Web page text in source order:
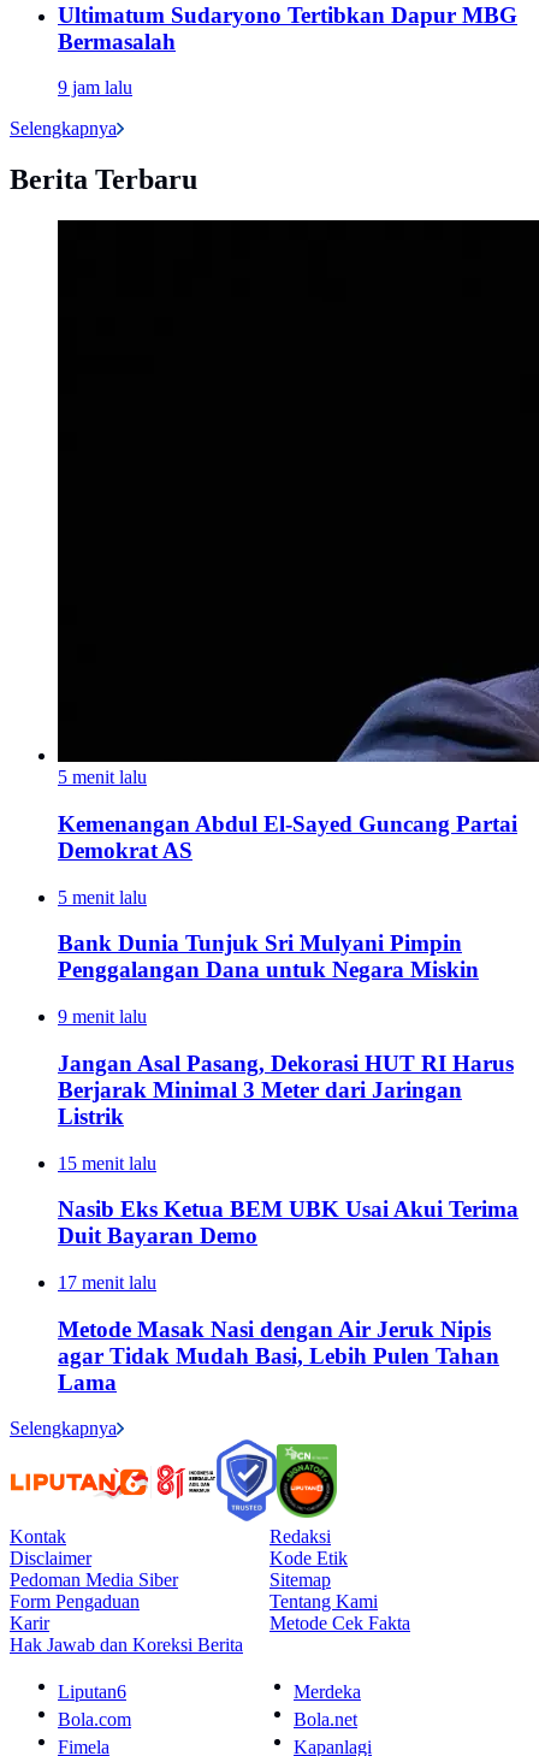
Ultimatum Sudaryono Tertibkan Dapur MBG
Bermasalah
9 jam lalu
Selengkapnya
Berita Terbaru
5 menit lalu
Kemenangan Abdul El-Sayed Guncang Partai
Demokrat AS
5 menit lalu
Bank Dunia Tunjuk Sri Mulyani Pimpin
Penggalangan Dana untuk Negara Miskin
9 menit lalu
Jangan Asal Pasang, Dekorasi HUT RI Harus
Berjarak Minimal 3 Meter dari Jaringan
Listrik
15 menit lalu
Nasib Eks Ketua BEM UBK Usai Akui Terima
Duit Bayaran Demo
17 menit lalu
Metode Masak Nasi dengan Air Jeruk Nipis
agar Tidak Mudah Basi, Lebih Pulen Tahan
Lama
Selengkapnya
Kontak
Redaksi
Disclaimer
Kode Etik
Pedoman Media Siber
Sitemap
Form Pengaduan
Tentang Kami
Karir
Metode Cek Fakta
Hak Jawab dan Koreksi Berita
Liputan6
Merdeka
Bola.com
Bola.net
Fimela
Kapanlagi